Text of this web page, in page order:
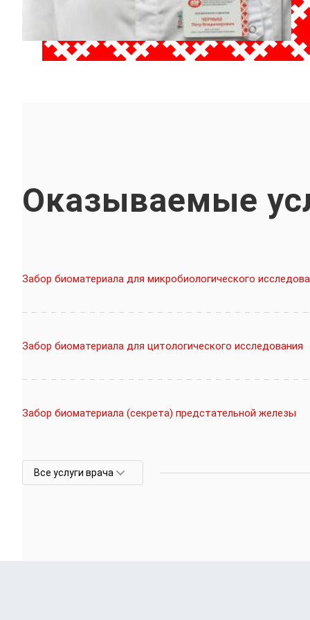
Оказываемые
Забор биоматериала для микробиологического
Забор биоматериала для цитологического исследования
Забор биоматериала (секрета) предстательной железы
Все услуги врача